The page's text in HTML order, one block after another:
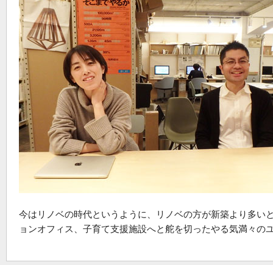
今はリノベの時代というように、リノベの方が新築より多
ョンオフィス、子育て支援施設へと舵を切ったやる気満々の